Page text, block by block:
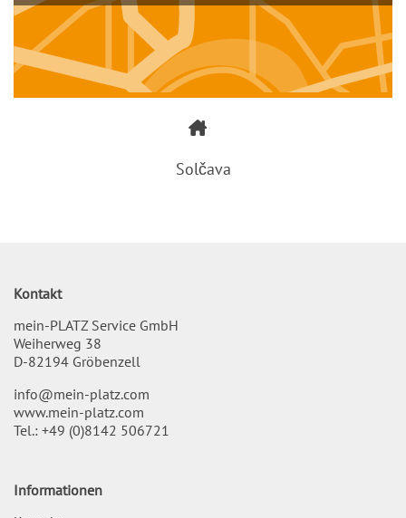
Solčava
Kontakt
mein-PLATZ Service GmbH
Weiherweg 38
D-82194 Gröbenzell
info@mein-platz.com
www.mein-platz.com
Tel.: +49 (0)8142 506721
Informationen